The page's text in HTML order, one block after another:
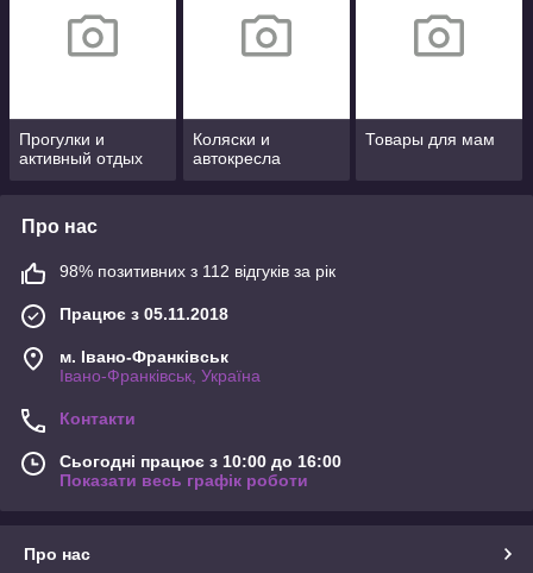
Прогулки и
активный отдых
Коляски и
автокресла
Товары для мам
Про нас
98% позитивних з 112 відгуків за рік
Працює з 05.11.2018
м. Івано-Франківськ
Івано-Франківськ, Україна
Контакти
Сьогодні працює з 10:00 до 16:00
Показати весь графік роботи
Про нас